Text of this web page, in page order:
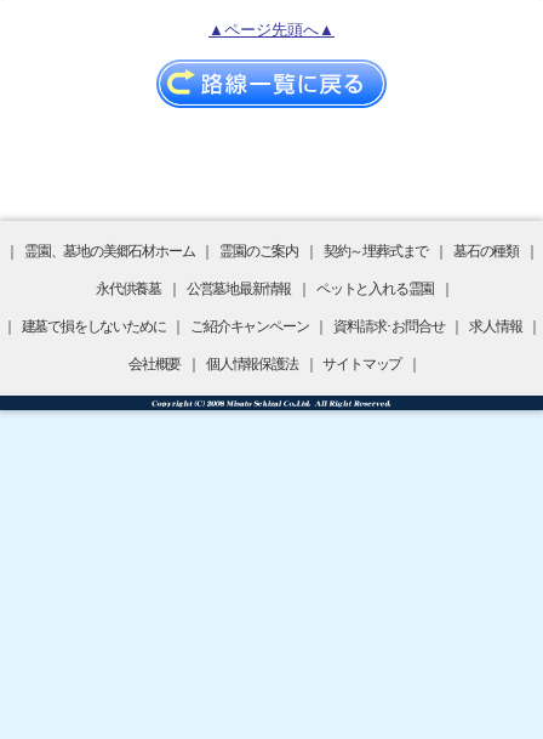
▲ページ先頭へ▲
｜ 霊園、墓地の美郷石材ホーム ｜ 霊園のご案内 ｜ 契約～埋葬式まで ｜ 墓石の種類 ｜
永代供養墓 ｜ 公営墓地最新情報 ｜ ペットと入れる霊園 ｜
｜ 建墓で損をしないために ｜ ご紹介キャンペーン ｜ 資料請求･お問合せ ｜ 求人情報 ｜
会社概要 ｜ 個人情報保護法 ｜ サイトマップ ｜